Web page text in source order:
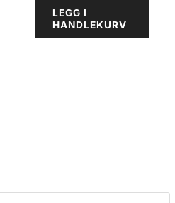
LEGG I
HANDLEKURV